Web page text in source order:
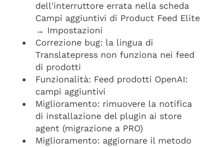
dell'interruttore errata nella scheda
Campi aggiuntivi di Product Feed Elite
→ Impostazioni
Correzione bug: la lingua di
Translatepress non funziona nei feed
di prodotti
Funzionalità: Feed prodotti OpenAI:
campi aggiuntivi
Miglioramento: rimuovere la notifica
di installazione del plugin ai store
agent (migrazione a PRO)
Miglioramento: aggiornare il metodo